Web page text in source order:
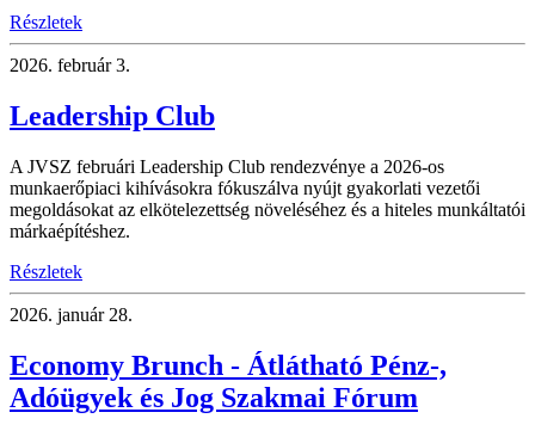
Részletek
2026. február 3.
Leadership Club
A JVSZ februári Leadership Club rendezvénye a 2026-os
munkaerőpiaci kihívásokra fókuszálva nyújt gyakorlati vezetői
megoldásokat az elkötelezettség növeléséhez és a hiteles munkáltatói
márkaépítéshez.
Részletek
2026. január 28.
Economy Brunch - Átlátható Pénz-,
Adóügyek és Jog Szakmai Fórum